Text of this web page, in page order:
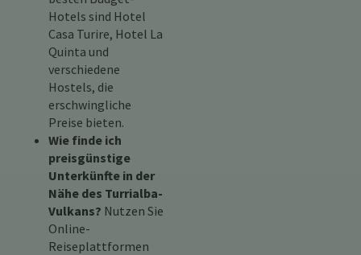
Hotels sind Hotel
Casa Turire, Hotel La
Quinta und
verschiedene
Hostels, die
erschwingliche
Preise bieten.
Wie finde ich
preisgünstige
Unterkünfte in der
Nähe des Turrialba-
Vulkans? Nutzen Sie
Online-
Reiseplattformen